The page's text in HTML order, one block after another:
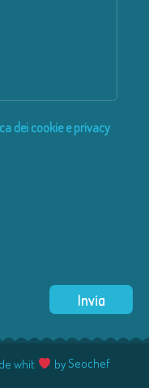
dei cookie e privacy
whit by Seochef